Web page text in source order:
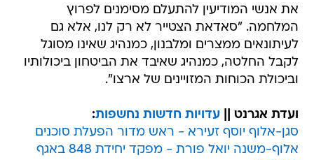
את אנשי המודיעין להתעלם מסימנים לפרוץ
המלחמה. "סאדאת הצטייר לא רק לנו, אלא גם
לעיתונאים ממצרים ומלבנון, כמנהיג שאינו מסוגל
לקבל החלטה, כמנהיג שאיבד את הביטחון ביכולותיו
וביכולת הכוחות המזויינים של ארצו".
ועדת אגרנט ||עדויות חדשות נחשפות:
סגן-אלוף יוסף זעירא - ראש מדור הפעלת סוכנים
אלוף-משנה יואל פורת - מפקד יחידת 848 באגף